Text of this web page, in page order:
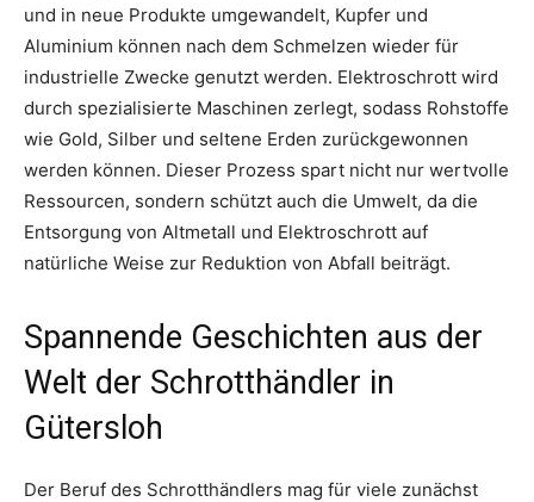
und in neue Produkte umgewandelt, Kupfer und
Aluminium können nach dem Schmelzen wieder für
industrielle Zwecke genutzt werden. Elektroschrott wird
durch spezialisierte Maschinen zerlegt, sodass Rohstoffe
wie Gold, Silber und seltene Erden zurückgewonnen
werden können. Dieser Prozess spart nicht nur wertvolle
Ressourcen, sondern schützt auch die Umwelt, da die
Entsorgung von Altmetall und Elektroschrott auf
natürliche Weise zur Reduktion von Abfall beiträgt.
Spannende Geschichten aus der
Welt der Schrotthändler in
Gütersloh
Der Beruf des Schrotthändlers mag für viele zunächst